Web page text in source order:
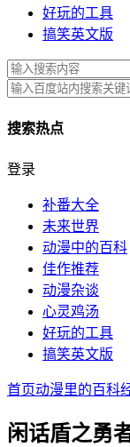
好玩的工具
搞笑英文版
搜索热点
登录
补番大全
未来世界
动漫中的百科
佳作推荐
动漫杂谈
心灵鸡汤
好玩的工具
搞笑英文版
首页动漫里的百科
闲话盾之勇